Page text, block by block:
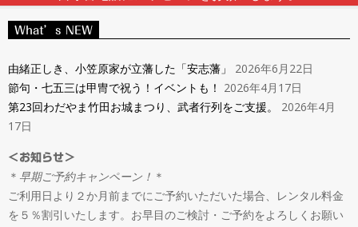
ン
タ
ル
＆
オ
Navigation
What’s NEW
由緒正しき、小笠原家が立藩した「安志藩」
2026年6月22日
節句・七五三は甲冑で祝う！イベントも！ 2026年4月17日
第23回わだやま竹田お城まつり、武者行列をご支援。
2026年4月
17日
＜お知らせ＞
＊ 早期ご予約キャンペーン！ ＊
ご利用日より２か月前までにご予約いただいた場合、レンタル料金
を５％割引いたします。お早目のご検討・ご予約をよろしくお願い